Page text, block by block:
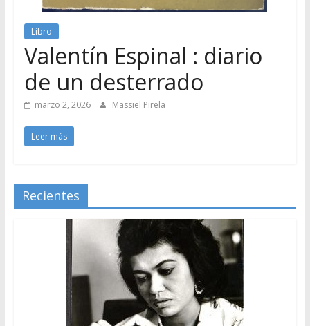
Libro
Valentín Espinal : diario
de un desterrado
marzo 2, 2026 Massiel Pirela
Leer más
Recientes